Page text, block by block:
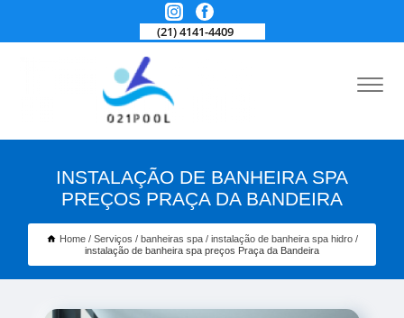
(21) 4141-4409
INSTALAÇÃO DE BANHEIRA SPA
PREÇOS PRAÇA DA BANDEIRA
Home Serviços banheiras spa
instalação de banheira spa hidro
instalação de banheira spa preços Praça da Bandeira